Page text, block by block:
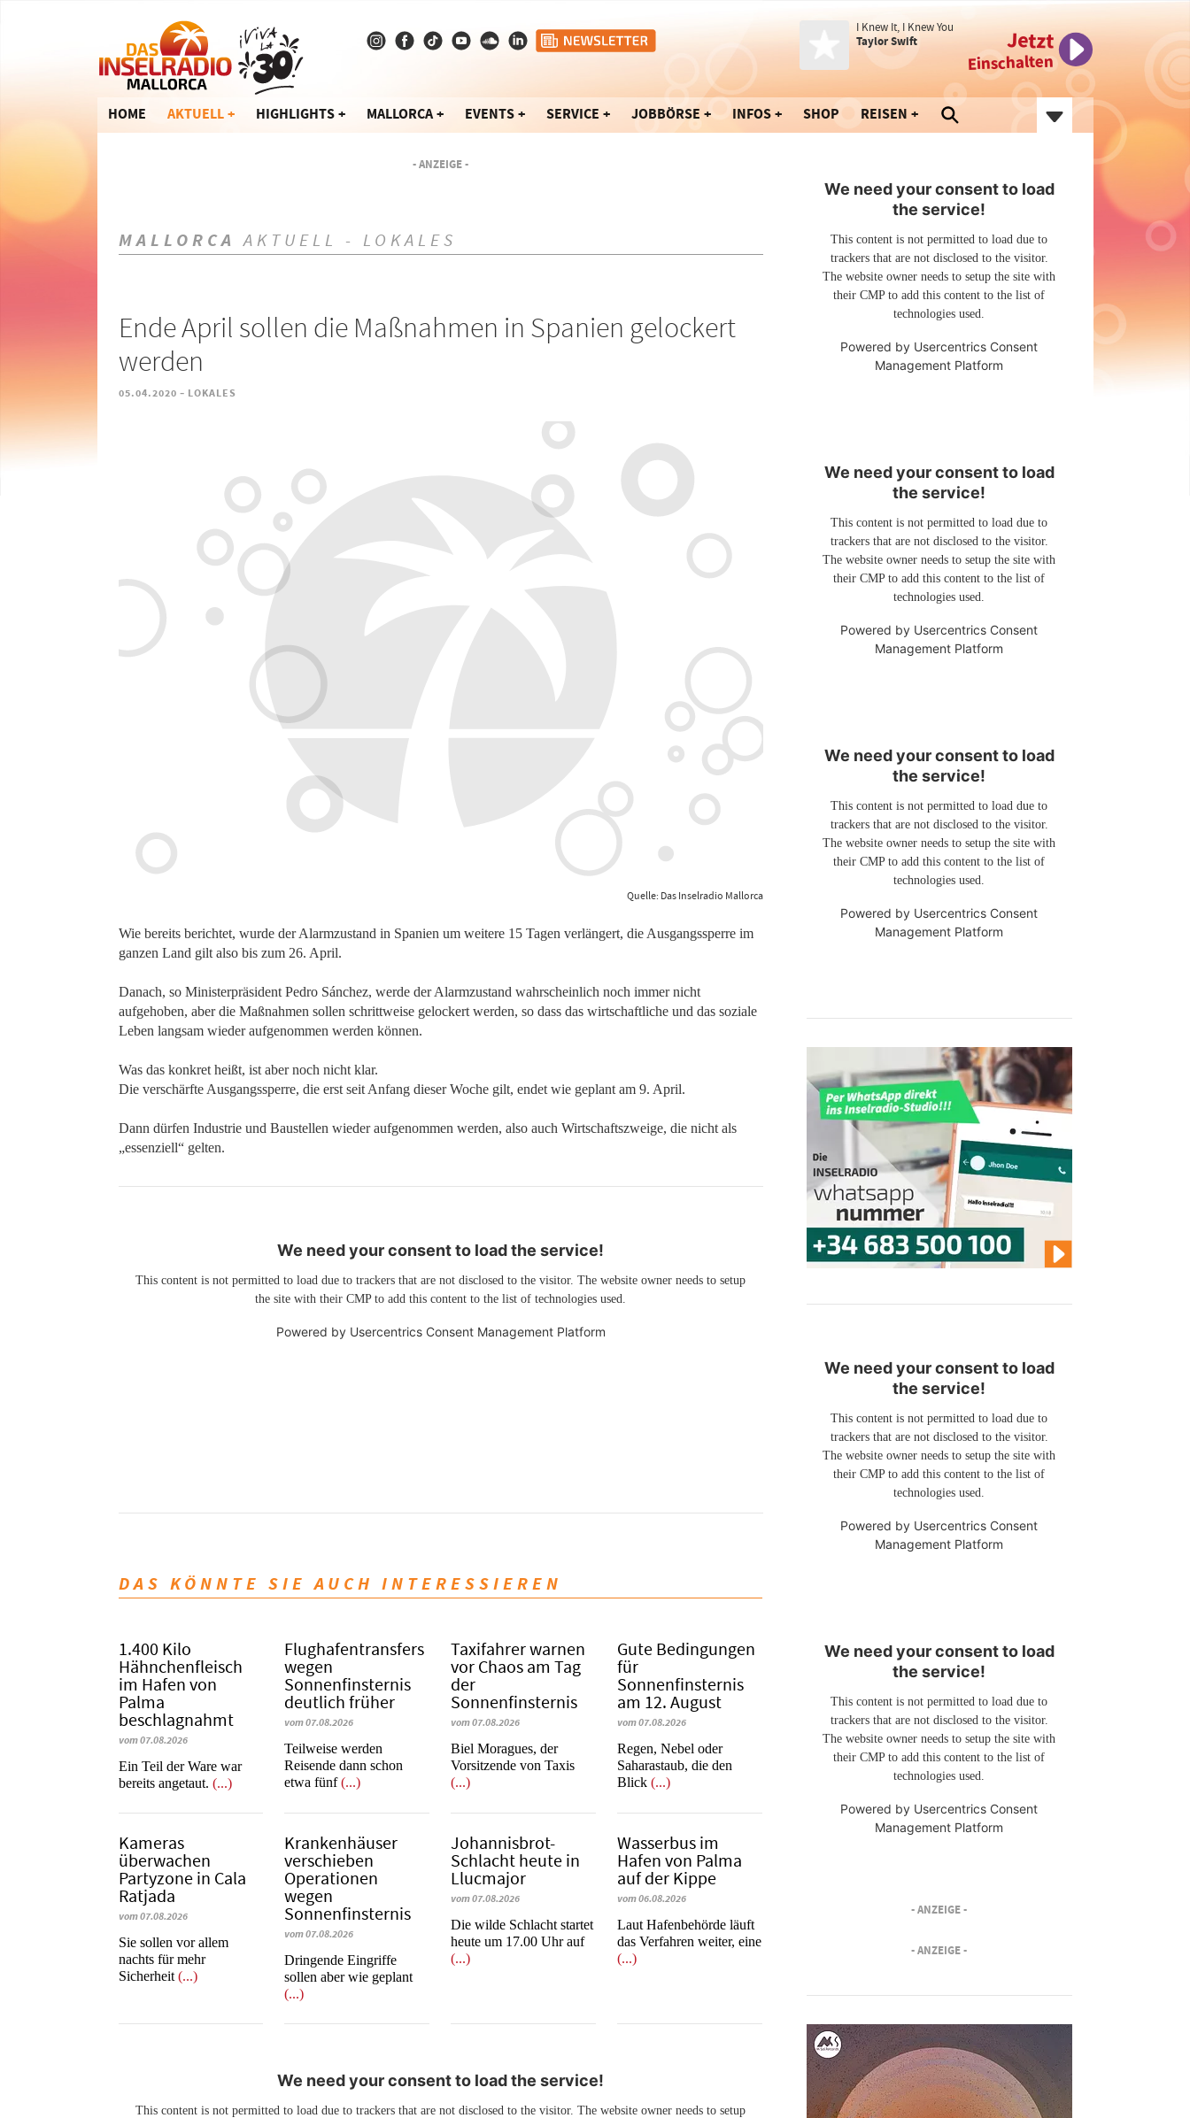
I Knew It, I Knew You
Taylor Swift
Jetzt
Einschalten
HOME AKTUELL HIGHLIGHTS MALLORCA EVENTS SERVICE JOBBÖRSE INFOS SHOP REISEN
- ANZEIGE -
MALLORCA AKTUELL - LOKALES
Ende April sollen die Maßnahmen in Spanien gelockert
werden
05.04.2020 - LOKALES
Quelle: Das Inselradio Mallorca
Wie bereits berichtet, wurde der Alarmzustand in Spanien um weitere 15 Tagen verlängert, die Ausgangssperre im
ganzen Land gilt also bis zum 26. April.
Danach, so Ministerpräsident Pedro Sánchez, werde der Alarmzustand wahrscheinlich noch immer nicht
aufgehoben, aber die Maßnahmen sollen schrittweise gelockert werden, so dass das wirtschaftliche und das soziale
Leben langsam wieder aufgenommen werden können.
Was das konkret heißt, ist aber noch nicht klar.
Die verschärfte Ausgangssperre, die erst seit Anfang dieser Woche gilt, endet wie geplant am 9. April.
Dann dürfen Industrie und Baustellen wieder aufgenommen werden, also auch Wirtschaftszweige, die nicht als
„essenziell“ gelten.
We need your consent to load the service!
This content is not permitted to load due to trackers that are not disclosed to the visitor. The website owner needs to setup
the site with their CMP to add this content to the list of technologies used.
Powered by Usercentrics Consent Management Platform
DAS KÖNNTE SIE AUCH INTERESSIEREN
1.400 Kilo
Hähnchenfleisch
im Hafen von
Palma
beschlagnahmt
vom 07.08.2026
​​​​​​​Ein Teil der Ware war
bereits angetaut. (...)
Flughafentransfers
wegen
Sonnenfinsternis
deutlich früher
vom 07.08.2026
Teilweise werden
Reisende dann schon
etwa fünf(...)
Taxifahrer warnen
vor Chaos am Tag
der
Sonnenfinsternis
vom 07.08.2026
​​​​​​​Biel Moragues, der
Vorsitzende von Taxis
(...)
Gute Bedingungen
für
Sonnenfinsternis
am 12. August
vom 07.08.2026
Regen, Nebel oder
Saharastaub, die den
Blick(...)
Kameras
überwachen
Partyzone in Cala
Ratjada
vom 07.08.2026
Sie sollen vor allem
nachts für mehr
Sicherheit (...)
Krankenhäuser
verschieben
Operationen
wegen
Sonnenfinsternis
vom 07.08.2026
Dringende Eingriffe
sollen aber wie geplant
(...)
Johannisbrot-
Schlacht heute in
Llucmajor
vom 07.08.2026
Die wilde Schlacht startet
heute um 17.00 Uhr auf
(...)
Wasserbus im
Hafen von Palma
auf der Kippe
vom 06.08.2026
Laut Hafenbehörde läuft
das Verfahren weiter, eine
(...)
We need your consent to load the service!
This content is not permitted to load due to trackers that are not disclosed to the visitor. The website owner needs to setup
We need your consent to load
the service!
This content is not permitted to load due to
trackers that are not disclosed to the visitor.
The website owner needs to setup the site with
their CMP to add this content to the list of
technologies used.
Powered by Usercentrics Consent
Management Platform
We need your consent to load
the service!
This content is not permitted to load due to
trackers that are not disclosed to the visitor.
The website owner needs to setup the site with
their CMP to add this content to the list of
technologies used.
Powered by Usercentrics Consent
Management Platform
We need your consent to load
the service!
This content is not permitted to load due to
trackers that are not disclosed to the visitor.
The website owner needs to setup the site with
their CMP to add this content to the list of
technologies used.
Powered by Usercentrics Consent
Management Platform
We need your consent to load
the service!
This content is not permitted to load due to
trackers that are not disclosed to the visitor.
The website owner needs to setup the site with
their CMP to add this content to the list of
technologies used.
Powered by Usercentrics Consent
Management Platform
We need your consent to load
the service!
This content is not permitted to load due to
trackers that are not disclosed to the visitor.
The website owner needs to setup the site with
their CMP to add this content to the list of
technologies used.
Powered by Usercentrics Consent
Management Platform
- ANZEIGE -
- ANZEIGE -